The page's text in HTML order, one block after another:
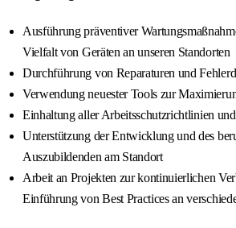
Ausführung präventiver
Vielfalt von Geräten an unseren Standorten
Durchführung von Reparaturen und
Verwendung neuester Tools zur
Einhaltung aller Arbeitsschutzrichtlinien
Unterstützung der Entwicklung und des
Auszubildenden am Standort
Arbeit an Projekten zur kontinuierlichen
Einführung von Best Practices an